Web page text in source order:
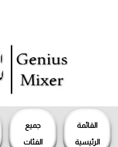
القائمة
الرئيسية
جميع
الفئات
تخطي